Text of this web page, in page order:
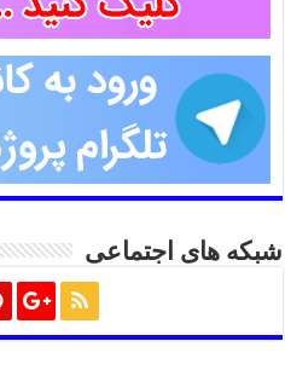
شبکه های اجتماعی